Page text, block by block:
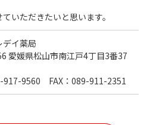
いただきたいと思います。
デイ薬局
愛媛県松山市南江戸4丁目3番37
917-9560 FAX：089-911-2351